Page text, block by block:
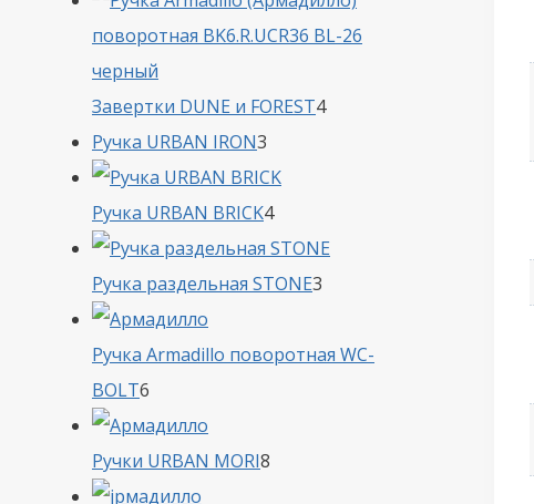
Завертки DUNE и FOREST44
Ручка URBAN IRON3
товара
Ручка URBAN BRICK44
товара
Ручка раздельная STONE3
Ручка Armadillo поворотная WC-
BOLT6
товаров
Ручки URBAN MORI8